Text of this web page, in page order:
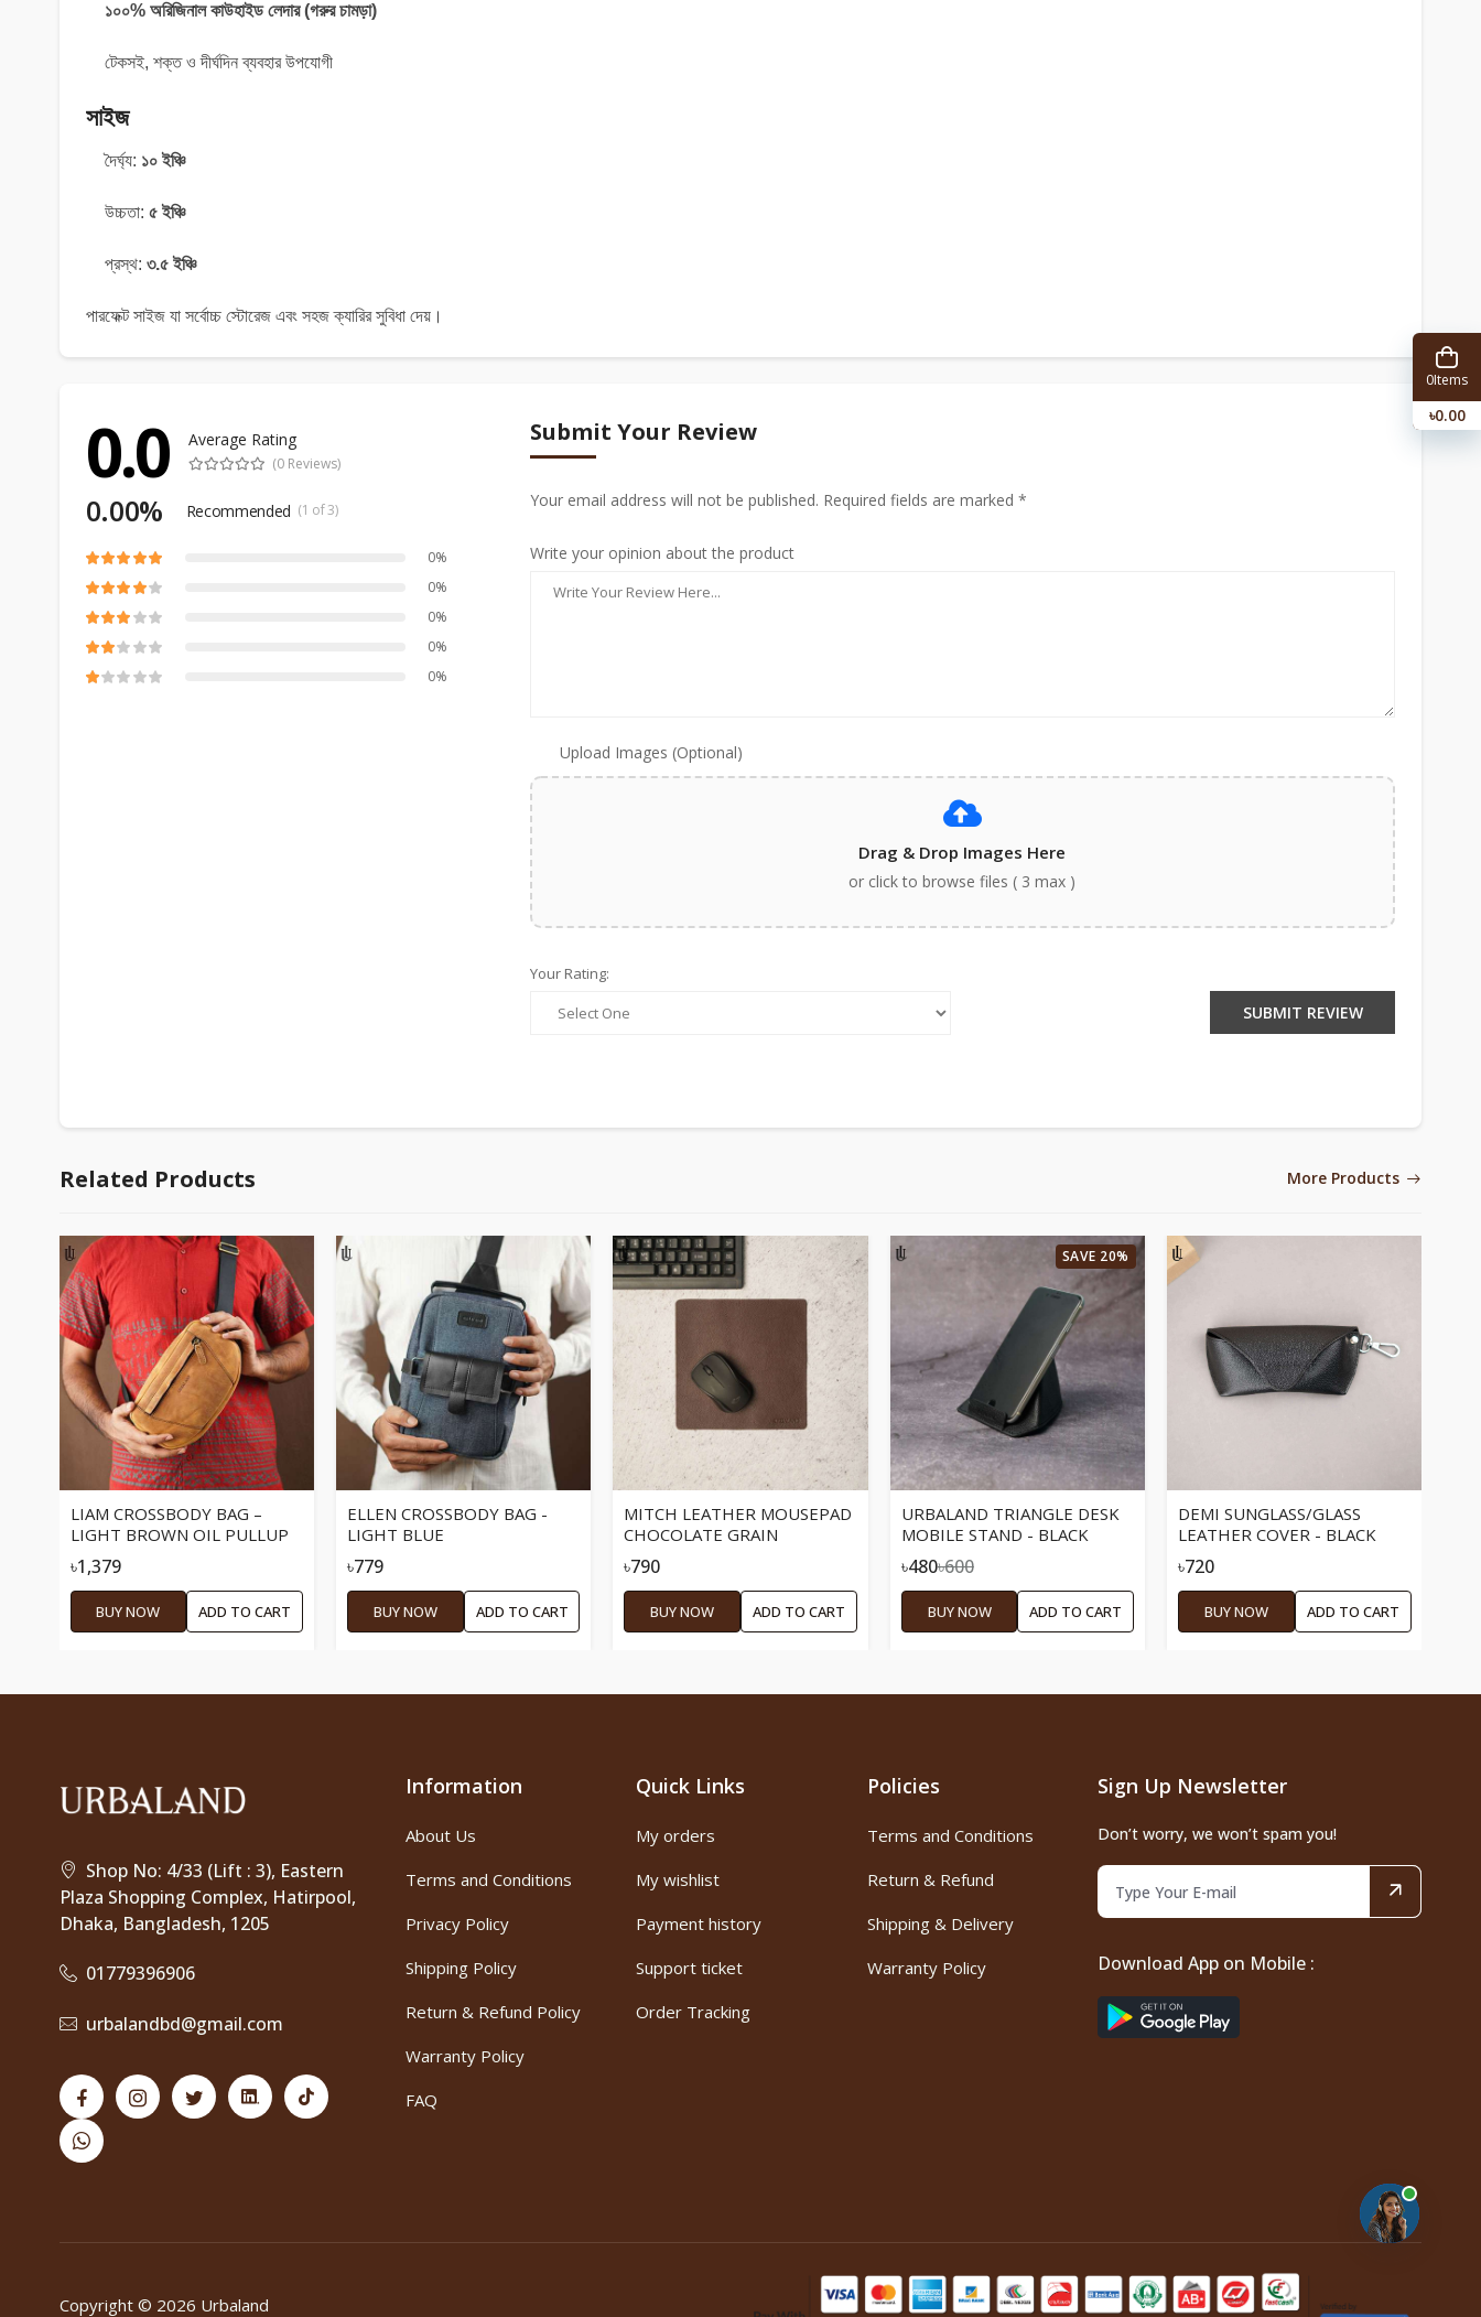
১০০% অরিজিনাল কাউহাইড লেদার (গরুর চামড়া)
টেকসই, শক্ত ও দীর্ঘদিন ব্যবহার উপযোগী
সাইজ
দৈর্ঘ্য: ১০ ইঞ্চি
উচ্চতা: ৫ ইঞ্চি
প্রস্থ: ৩.৫ ইঞ্চি
পারফেক্ট সাইজ যা সর্বোচ্চ স্টোরেজ এবং সহজ ক্যারির সুবিধা দেয়।
0.0 Average Rating
(0 Reviews)
0.00% Recommended (1 of 3)
0%
0%
0%
0%
0%
Submit Your Review
Your email address will not be published. Required fields are marked *
Write your opinion about the product
Upload Images (Optional)
Drag & Drop Images Here
or click to browse files ( 3 max )
Your Rating:
SUBMIT REVIEW
Related Products More Products
LIAM CROSSBODY BAG –
LIGHT BROWN OIL PULLUP
৳1,379
BUY NOW ADD TO CART
ELLEN CROSSBODY BAG -
LIGHT BLUE
৳779
BUY NOW ADD TO CART
MITCH LEATHER MOUSEPAD
CHOCOLATE GRAIN
৳790
BUY NOW ADD TO CART
SAVE 20%
URBALAND TRIANGLE DESK
MOBILE STAND - BLACK
৳480৳600
BUY NOW ADD TO CART
DEMI SUNGLASS/GLASS
LEATHER COVER - BLACK
৳720
BUY NOW ADD TO CART
Shop No: 4/33 (Lift : 3), Eastern
Plaza Shopping Complex, Hatirpool,
Dhaka, Bangladesh, 1205
01779396906
urbalandbd@gmail.com
Information
About Us
Terms and Conditions
Privacy Policy
Shipping Policy
Return & Refund Policy
Warranty Policy
FAQ
Quick Links
My orders
My wishlist
Payment history
Support ticket
Order Tracking
Policies
Terms and Conditions
Return & Refund
Shipping & Delivery
Warranty Policy
Sign Up Newsletter
Don’t worry, we won’t spam you!
Download App on Mobile :
Copyright © 2026 Urbaland
0Items
৳0.00